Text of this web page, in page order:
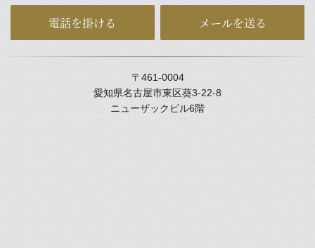
電話を掛ける メールを送る
〒461-0004
愛知県名古屋市東区葵3-22-8
ニューザックビル6階